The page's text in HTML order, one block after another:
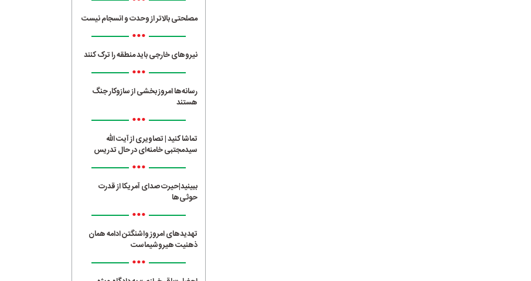
مصلحتی بالاتر از وحدت و انسجام نیست
•••
نیروهای خارجی باید منطقه را ترک کنند
•••
رسانه‌ها امروز بخشی از سازوکار جنگ
هستند
•••
تماشا کنید | تصاویری از آیت الله
سیدمجتبی خامنه‌ای در حال تدریس
•••
ببینید|حیرت صدای آمریکا از قدرت
حوثی‌ها
•••
تهدیدهای امروز واشنگتن ادامه همان
ذهنیت هیروشیماست
•••